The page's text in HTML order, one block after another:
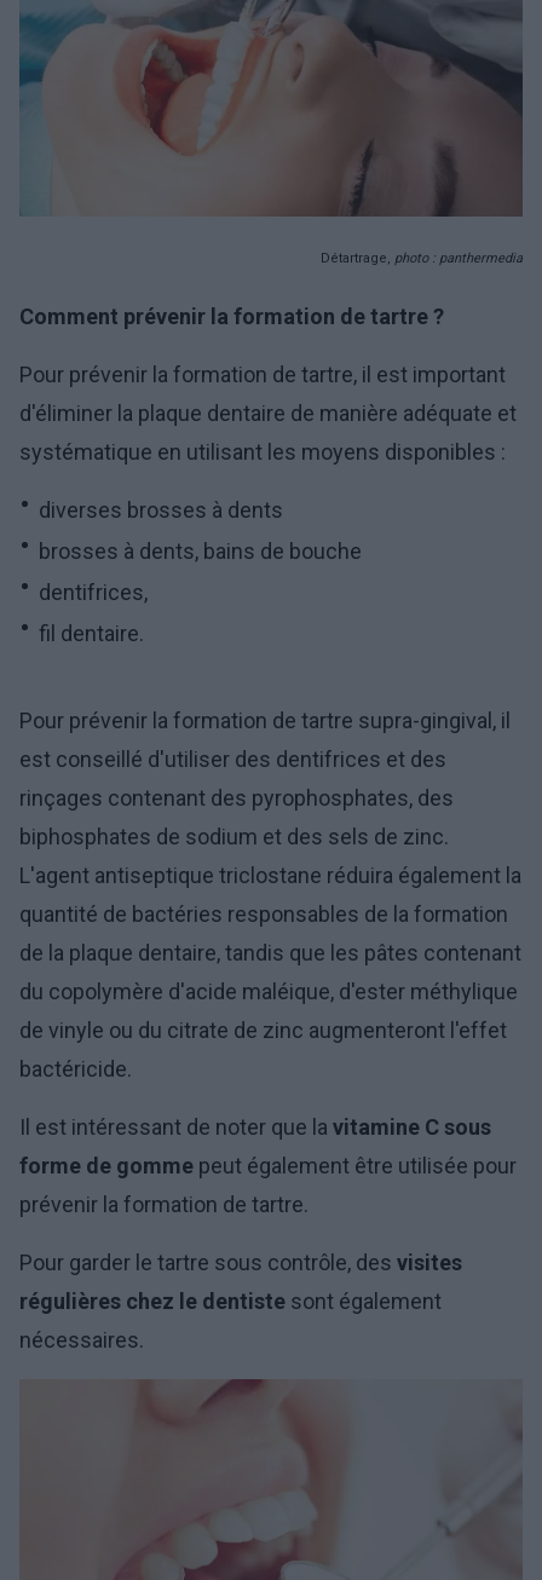
Détartrage, photo : panthermedia
Comment prévenir la formation de tartre ?
Pour prévenir la formation de tartre, il est important
d'éliminer la plaque dentaire de manière adéquate et
systématique en utilisant les moyens disponibles :
diverses brosses à dents
brosses à dents, bains de bouche
dentifrices,
fil dentaire.
Pour prévenir la formation de tartre supra-gingival, il
est conseillé d'utiliser des dentifrices et des
rinçages contenant des pyrophosphates, des
biphosphates de sodium et des sels de zinc.
L'agent antiseptique triclostane réduira également la
quantité de bactéries responsables de la formation
de la plaque dentaire, tandis que les pâtes contenant
du copolymère d'acide maléique, d'ester méthylique
de vinyle ou du citrate de zinc augmenteront l'effet
bactéricide.
Il est intéressant de noter que la vitamine C sous
forme de gomme peut également être utilisée pour
prévenir la formation de tartre.
Pour garder le tartre sous contrôle, des visites
régulières chez le dentiste sont également
nécessaires.